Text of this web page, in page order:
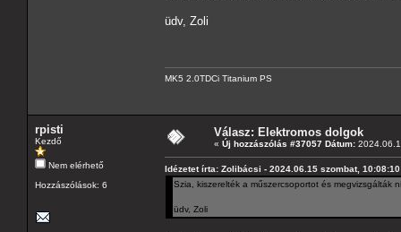
üdv, Zoli
MK5 2.0TDCi Titanium PS
rpisti
Kezdő
Nem elérhető
Hozzászólások: 6
Válasz: Elektromos dolgok
« Új hozzászólás #37057 Dátum:
Idézetet írta: Zolibácsi - 2024.06.15 szombat, 10:08:10
Szia, kiszerelték a műszercsoportot és megvizsgálták
üdv, Zoli